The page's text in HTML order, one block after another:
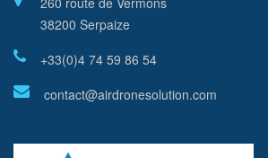
38200 Serpaize
+33(0)4 74 59 86 54
contact@airdronesolution.com